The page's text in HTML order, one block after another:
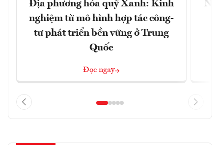
Địa phương hóa quỹ Xanh: Kinh
nghiệm từ mô hình hợp tác công-
tư phát triển bền vững ở Trung
Quốc
Đọc ngay